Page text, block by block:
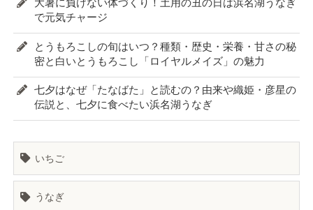
大暑に負けない体づくり！土用の丑の日は浜名湖うなぎ
で元気チャージ
とうもろこしの旬はいつ？種類・歴史・栄養・甘さの秘
密と白いとうもろこし「ロイヤルメイズ」の魅力
七夕はなぜ「たなばた」と読むの？由来や織姫・彦星の
伝説と、七夕に食べたい浜名湖うなぎ
いちご
うなぎ